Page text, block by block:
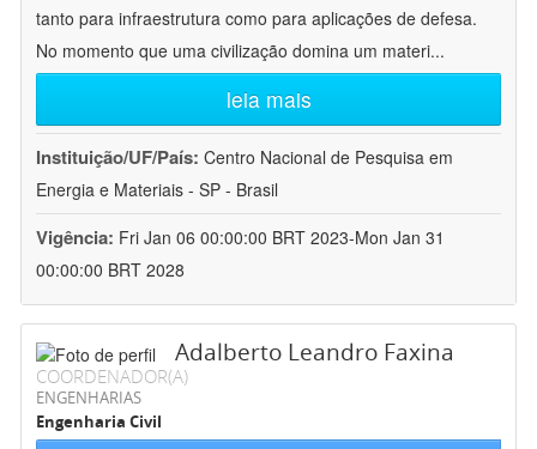
tanto para infraestrutura como para aplicações de defesa.
No momento que uma civilização domina um materi...
leia mais
Instituição/UF/País: Centro Nacional de Pesquisa em
Energia e Materiais - SP - Brasil
Vigência: Fri Jan 06 00:00:00 BRT 2023-Mon Jan 31
00:00:00 BRT 2028
Adalberto Leandro Faxina
COORDENADOR(A)
ENGENHARIAS
Engenharia Civil